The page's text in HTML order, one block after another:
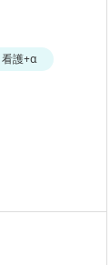
看護+α